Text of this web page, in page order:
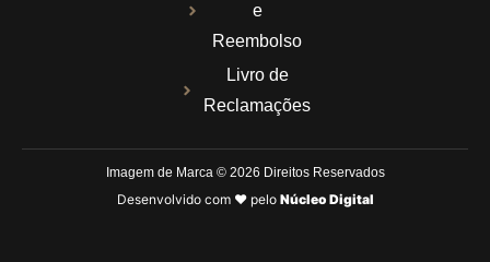
e
Reembolso
Livro de
Reclamações
Imagem de Marca © 2026 Direitos Reservados
Desenvolvido com ❤ pelo Núcleo Digital